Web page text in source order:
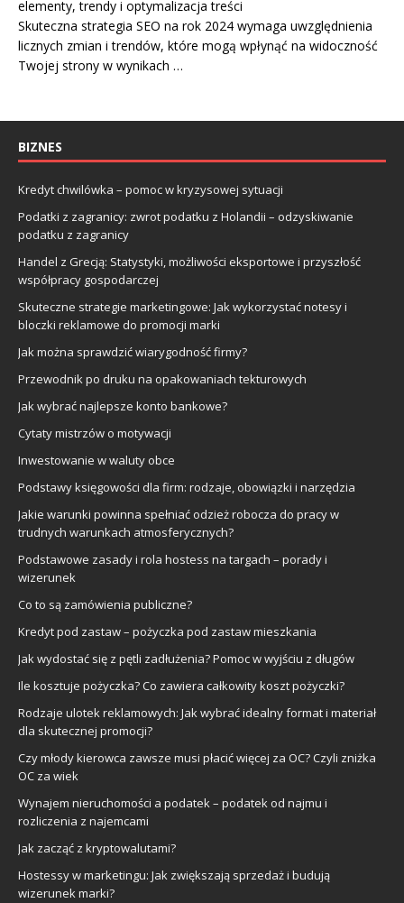
elementy, trendy i optymalizacja treści
Skuteczna strategia SEO na rok 2024 wymaga uwzględnienia
licznych zmian i trendów, które mogą wpłynąć na widoczność
Twojej strony w wynikach …
BIZNES
Kredyt chwilówka – pomoc w kryzysowej sytuacji
Podatki z zagranicy: zwrot podatku z Holandii – odzyskiwanie
podatku z zagranicy
Handel z Grecją: Statystyki, możliwości eksportowe i przyszłość
współpracy gospodarczej
Skuteczne strategie marketingowe: Jak wykorzystać notesy i
bloczki reklamowe do promocji marki
Jak można sprawdzić wiarygodność firmy?
Przewodnik po druku na opakowaniach tekturowych
Jak wybrać najlepsze konto bankowe?
Cytaty mistrzów o motywacji
Inwestowanie w waluty obce
Podstawy księgowości dla firm: rodzaje, obowiązki i narzędzia
Jakie warunki powinna spełniać odzież robocza do pracy w
trudnych warunkach atmosferycznych?
Podstawowe zasady i rola hostess na targach – porady i
wizerunek
Co to są zamówienia publiczne?
Kredyt pod zastaw – pożyczka pod zastaw mieszkania
Jak wydostać się z pętli zadłużenia? Pomoc w wyjściu z długów
Ile kosztuje pożyczka? Co zawiera całkowity koszt pożyczki?
Rodzaje ulotek reklamowych: Jak wybrać idealny format i materiał
dla skutecznej promocji?
Czy młody kierowca zawsze musi płacić więcej za OC? Czyli zniżka
OC za wiek
Wynajem nieruchomości a podatek – podatek od najmu i
rozliczenia z najemcami
Jak zacząć z kryptowalutami?
Hostessy w marketingu: Jak zwiększają sprzedaż i budują
wizerunek marki?